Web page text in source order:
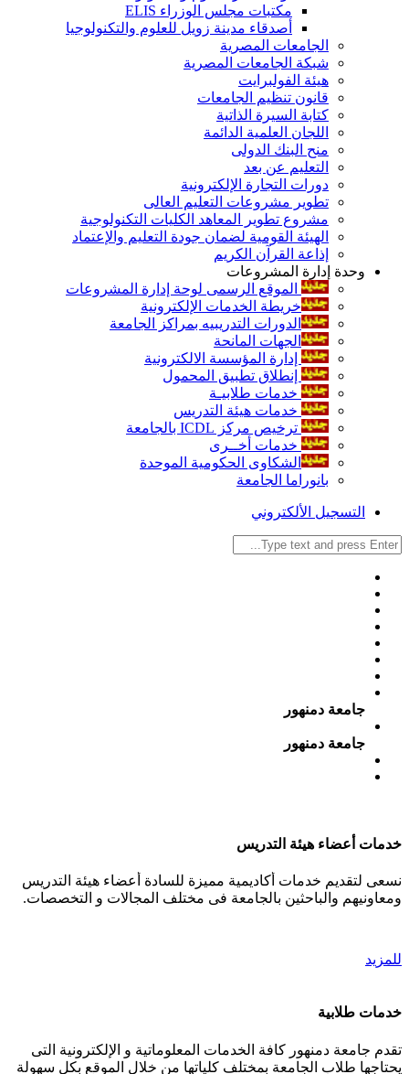
مكتبات مجلس الوزراء ELIS
أصدقاء مدينة زويل للعلوم والتكنولوجيا
الجامعات المصرية
شبكة الجامعات المصرية
هيئة الفولبرايت
قانون تنظيم الجامعات
كتابة السيرة الذاتية
اللجان العلمية الدائمة
منح البنك الدولى
التعليم عن بعد
دورات التجارة الإلكترونية
تطوير مشروعات التعليم العالى
مشروع تطوير المعاهد الكليات التكنولوجية
الهيئة القومية لضمان جودة التعليم والإعتماد
إذاعة القرآن الكريم
وحدة إدارة المشروعات
الموقع الرسمى لوحة إدارة المشروعات
خريطة الخدمات الإلكترونية
الدورات التدريبيه بمراكز الجامعة
الجهات المانحة
إدارة المؤسسة الالكترونية
إنطلاق تطبيق المحمول
خدمات طلابيـة
خدمات هيئة التدريس
ترخيص مركز ICDL بالجامعة
خدمات أخــرى
الشكاوى الحكومية الموحدة
بانوراما الجامعة
التسجيل الألكتروني
جامعة دمنهور
جامعة دمنهور
خدمات أعضاء هيئة التدريس
نسعى لتقديم خدمات أكاديمية مميزة للسادة أعضاء هيئة التدريس
ومعاونيهم والباحثين بالجامعة فى مختلف المجالات و التخصصات.
للمزيد
خدمات طلابية
تقدم جامعة دمنهور كافة الخدمات المعلوماتية و الإلكترونية التى
يحتاجها طلاب الجامعة بمختلف كلياتها من خلال الموقع بكل سهولة